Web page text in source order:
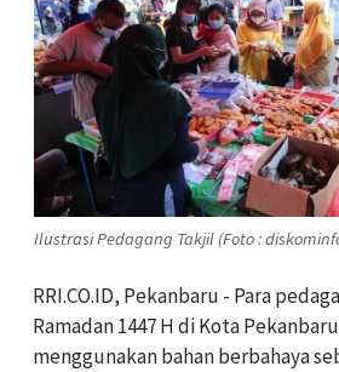
Ilustrasi Pedagang Takjil (Foto :
RRI.CO.ID, Pekanbaru - Para
Ramadan 1447 H di Kota
menggunakan bahan berbahaya